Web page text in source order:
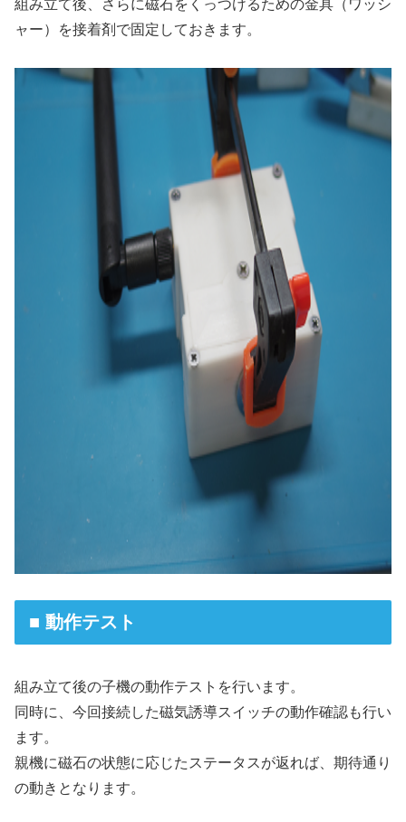
組み立て後、さらに磁石をくっつけるための金具（ワッシ
ャー）を接着剤で固定しておきます。
■ 動作テスト
組み立て後の子機の動作テストを行います。
同時に、今回接続した磁気誘導スイッチの動作確認も行い
ます。
親機に磁石の状態に応じたステータスが返れば、期待通り
の動きとなります。